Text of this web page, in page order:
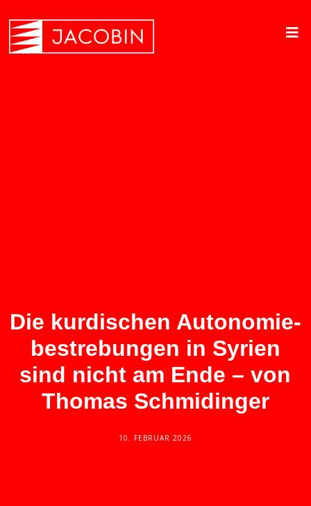
Die kurdischen Autonomie­
bestrebungen in Syrien
sind nicht am Ende – von
Thomas Schmidinger
10. FEBRUAR 2026